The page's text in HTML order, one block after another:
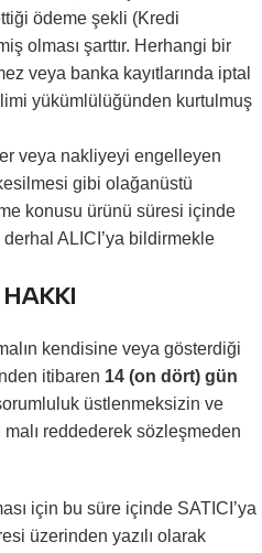
ödeme şekli (Kredi
olması şarttır. Herhangi bir
veya banka kayıtlarında iptal
yükümlülüğünden kurtulmuş
veya nakliyeyi engelleyen
gibi olağanüstü
konusu ürünü süresi içinde
ALICI’ya bildirmekle
kendisine veya gösterdiği
itibaren 14 (on dört) gün
üstlenmeksizin ve
reddederek sözleşmeden
için bu süre içinde SATICI’ya
üzerinden yazılı olarak